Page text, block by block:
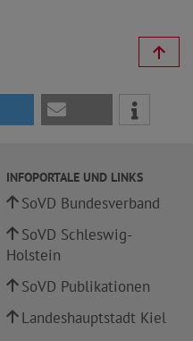
INFOPORTALE UND LINKS
SoVD Bundesverband
SoVD Schleswig-
Holstein
SoVD Publikationen
Landeshauptstadt Kiel